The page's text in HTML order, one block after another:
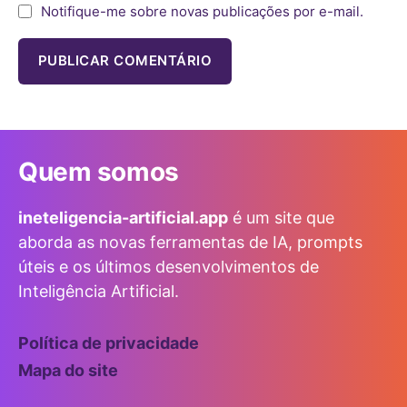
Notifique-me sobre novas publicações por e-mail.
Quem somos
ineteligencia-artificial.app é um site que
aborda as novas ferramentas de IA, prompts
úteis e os últimos desenvolvimentos de
Inteligência Artificial.
Política de privacidade
Mapa do site